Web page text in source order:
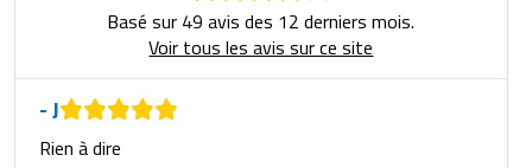
Basé sur 49 avis des 12 derniers mois.
Voir tous les avis sur ce site
- J
Rien à dire